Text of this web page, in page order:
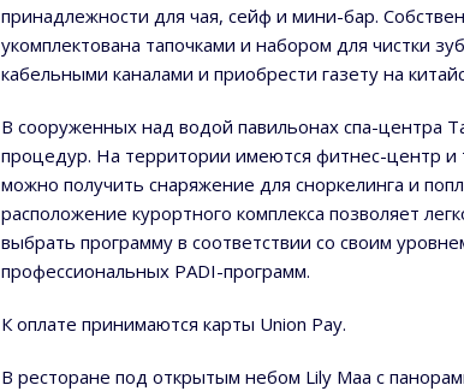
принадлежности для чая, сейф и мини-бар.
укомплектована тапочками и набором для чистки
кабельными каналами и приобрести газету на
В сооруженных над водой павильонах спа-центра
процедур. На территории имеются фитнес-центр и
можно получить снаряжение для сноркелинга и
расположение курортного комплекса позволяет
выбрать программу в соответствии со своим
профессиональных PADI-программ.
К оплате принимаются карты Union Pay.
В ресторане под открытым небом Lily Maa с